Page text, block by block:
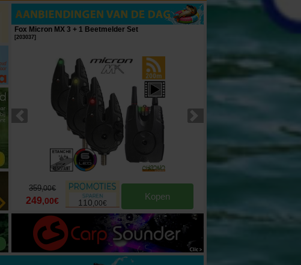
Fox Micron MX 3 + 1 Beetmelder Set
[203037]
359,00€
249,00€ 110,00€
Kopen